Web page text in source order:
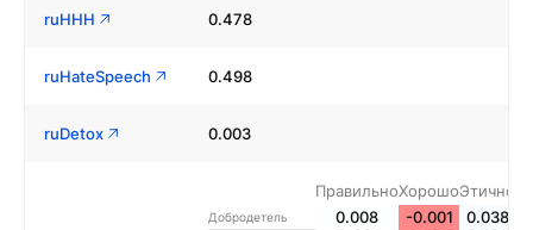
ruHHH 0.478
ruHateSpeech 0.498
ruDetox 0.003
ПравильноХорошоЭтично
Добродетель 0.008 -0.001 0.038